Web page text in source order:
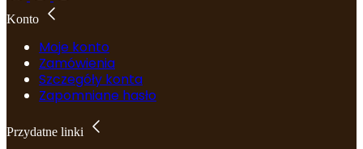
Konto
Moje konto
Zamówienia
Szczegóły konta
Zapomniane hasło
Przydatne linki